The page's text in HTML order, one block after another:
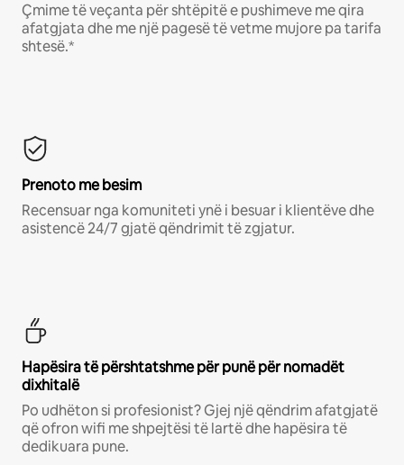
Çmime të veçanta për shtëpitë e pushimeve me qira
afatgjata dhe me një pagesë të vetme mujore pa tarifa
shtesë.*
Prenoto me besim
Recensuar nga komuniteti ynë i besuar i klientëve dhe
asistencë 24/7 gjatë qëndrimit të zgjatur.
Hapësira të përshtatshme për punë për nomadët
dixhitalë
Po udhëton si profesionist? Gjej një qëndrim afatgjatë
që ofron wifi me shpejtësi të lartë dhe hapësira të
dedikuara pune.